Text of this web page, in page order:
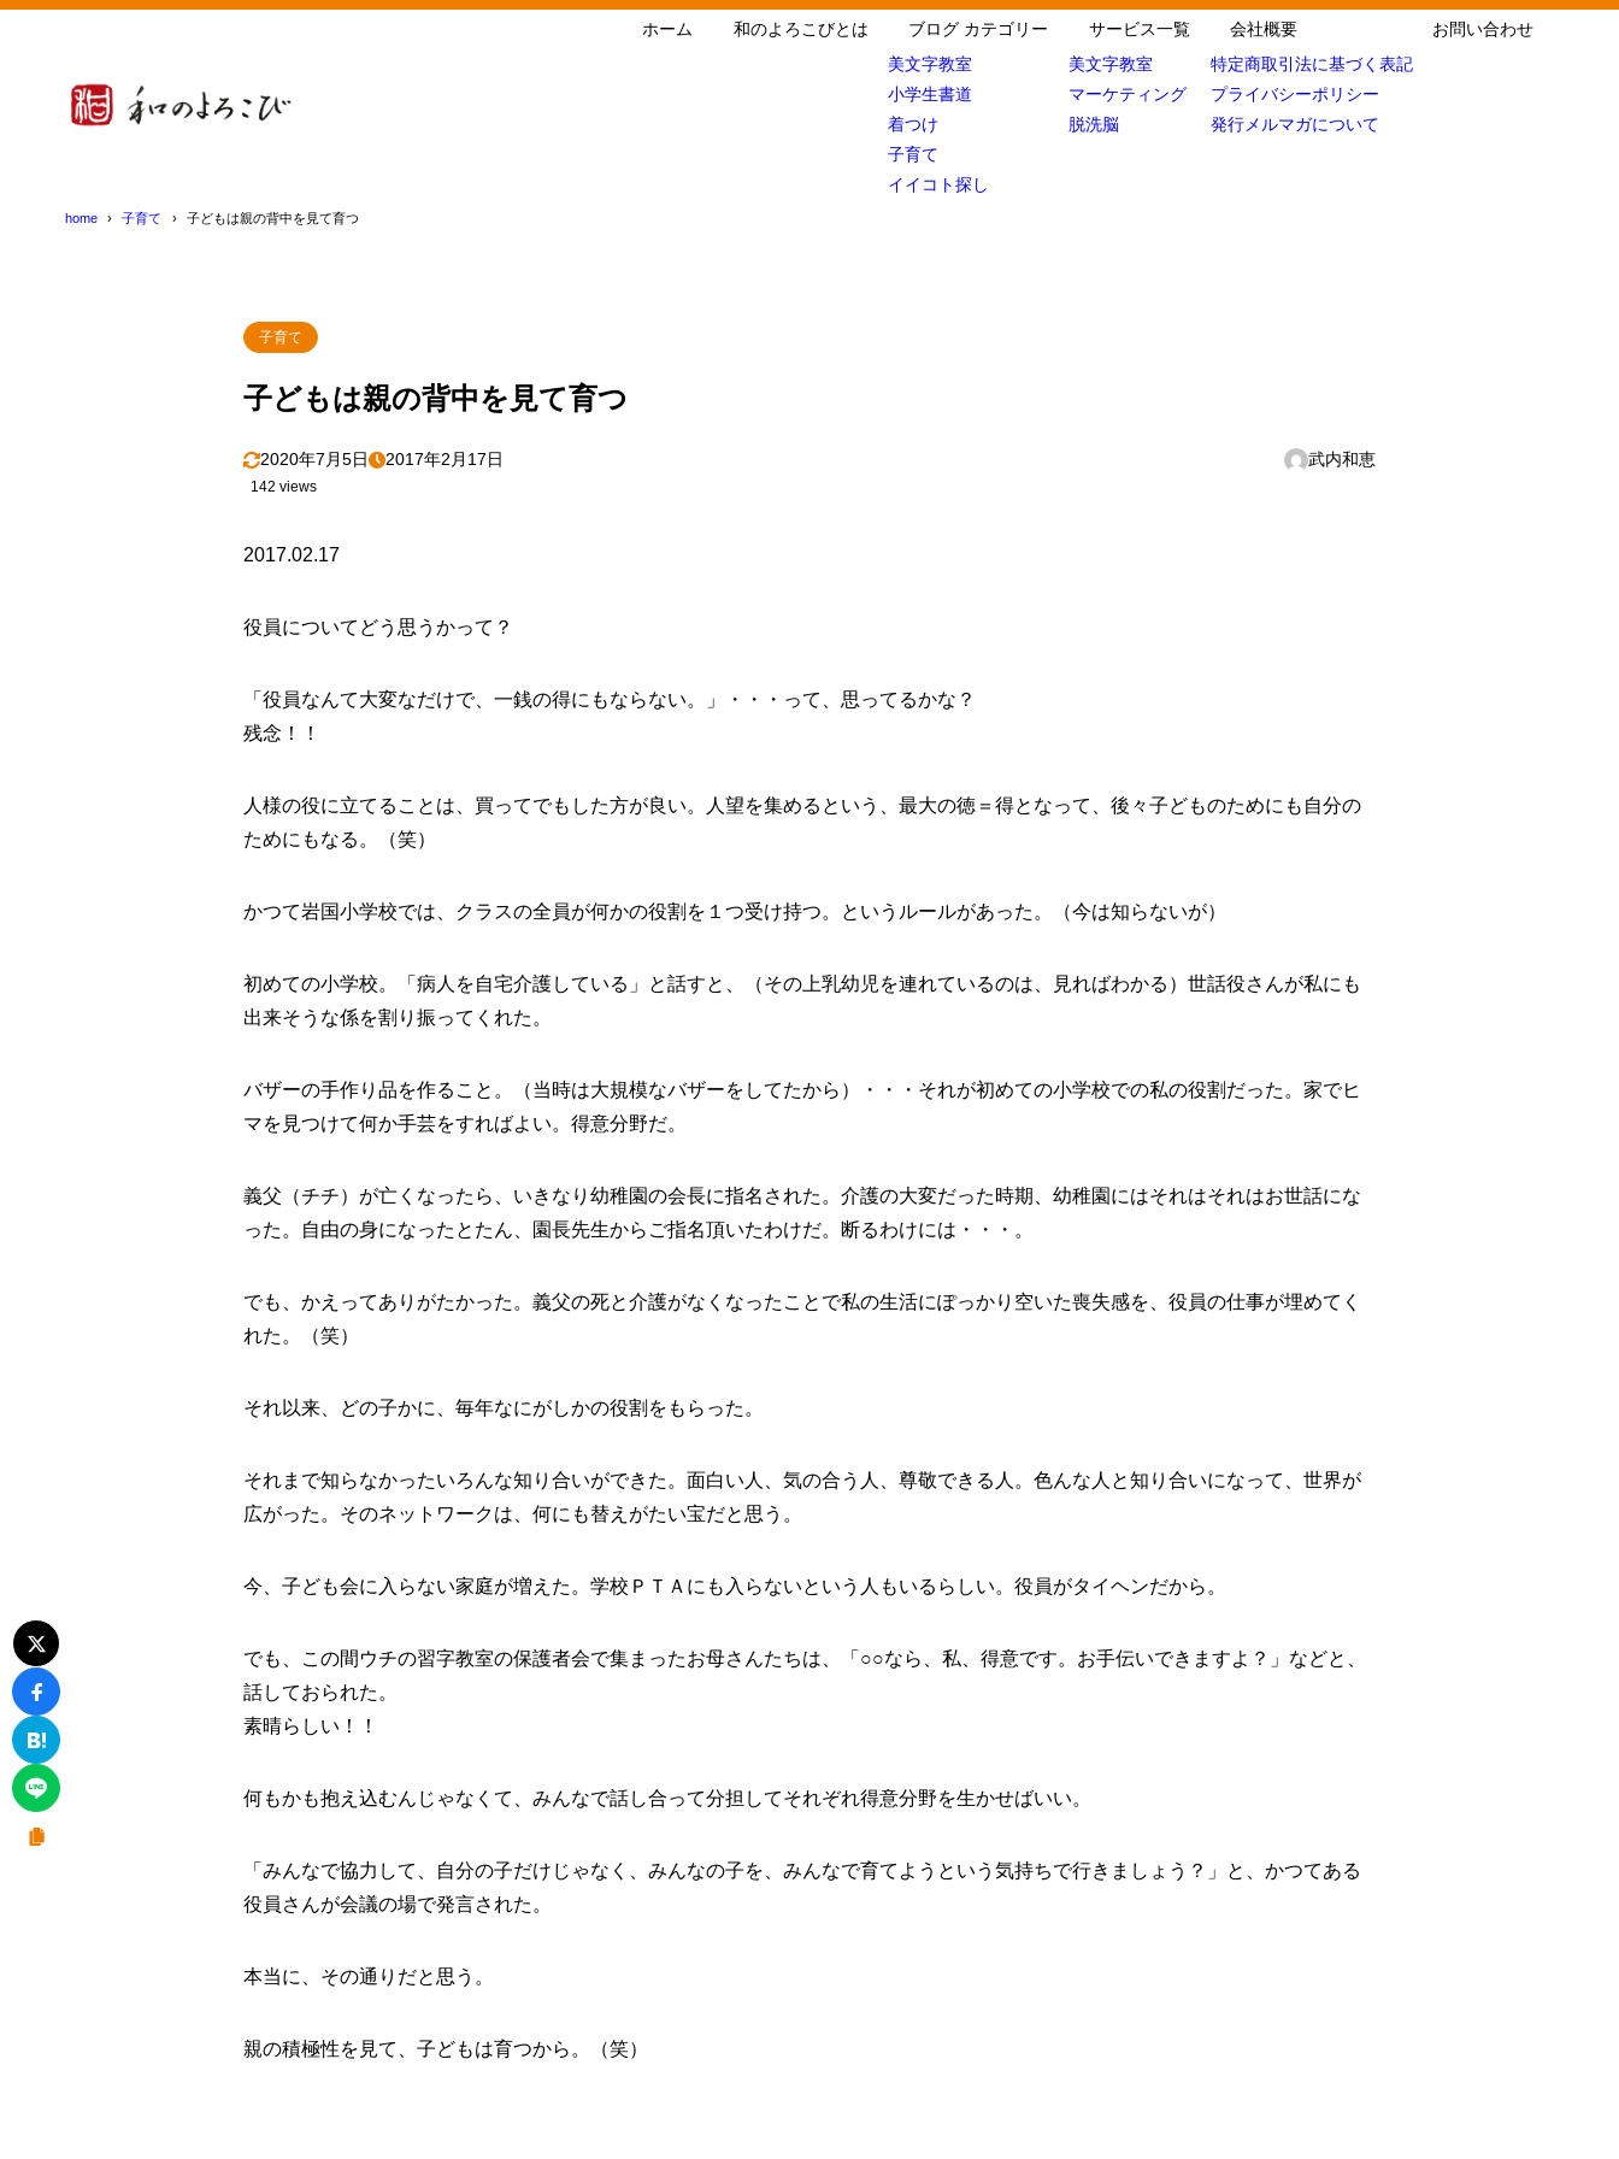
ホーム 和のよろこびとは
ブログ カテゴリー
美文字教室
小学生書道
着つけ
子育て
イイコト探し
サービス一覧
美文字教室
マーケティング
脱洗脳
会社概要
特定商取引法に基づく表記
プライバシーポリシー
発行メルマガについて
お問い合わせ
home 子育て 子どもは親の背中を見て育つ
子育て
子どもは親の背中を見て育つ
2020年7月5日 2017年2月17日 武内和恵
142 views
2017.02.17
役員についてどう思うかって？
「役員なんて大変なだけで、一銭の得にもならない。」・・・って、思ってるかな？
残念！！
人様の役に立てることは、買ってでもした方が良い。人望を集めるという、最大の徳＝得となって、後々子どものためにも自分の
ためにもなる。（笑）
かつて岩国小学校では、クラスの全員が何かの役割を１つ受け持つ。というルールがあった。（今は知らないが）
初めての小学校。「病人を自宅介護している」と話すと、（その上乳幼児を連れているのは、見ればわかる）世話役さんが私にも
出来そうな係を割り振ってくれた。
バザーの手作り品を作ること。（当時は大規模なバザーをしてたから）・・・それが初めての小学校での私の役割だった。家でヒ
マを見つけて何か手芸をすればよい。得意分野だ。
義父（チチ）が亡くなったら、いきなり幼稚園の会長に指名された。介護の大変だった時期、幼稚園にはそれはそれはお世話にな
った。自由の身になったとたん、園長先生からご指名頂いたわけだ。断るわけには・・・。
でも、かえってありがたかった。義父の死と介護がなくなったことで私の生活にぽっかり空いた喪失感を、役員の仕事が埋めてく
れた。（笑）
それ以来、どの子かに、毎年なにがしかの役割をもらった。
それまで知らなかったいろんな知り合いができた。面白い人、気の合う人、尊敬できる人。色んな人と知り合いになって、世界が
広がった。そのネットワークは、何にも替えがたい宝だと思う。
今、子ども会に入らない家庭が増えた。学校ＰＴＡにも入らないという人もいるらしい。役員がタイヘンだから。
でも、この間ウチの習字教室の保護者会で集まったお母さんたちは、「○○なら、私、得意です。お手伝いできますよ？」などと、
話しておられた。
素晴らしい！！
何もかも抱え込むんじゃなくて、みんなで話し合って分担してそれぞれ得意分野を生かせばいい。
「みんなで協力して、自分の子だけじゃなく、みんなの子を、みんなで育てようという気持ちで行きましょう？」と、かつてある
役員さんが会議の場で発言された。
本当に、その通りだと思う。
親の積極性を見て、子どもは育つから。（笑）